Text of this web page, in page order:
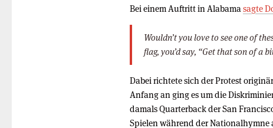
Bei einem Auftritt in Alabama sagte
Wouldn’t you love to see one of
flag, you’d say, “Get that son of a
Dabei richtete sich der Protest
Anfang an ging es um die
damals Quarterback der San
Spielen während der Nationalhymne